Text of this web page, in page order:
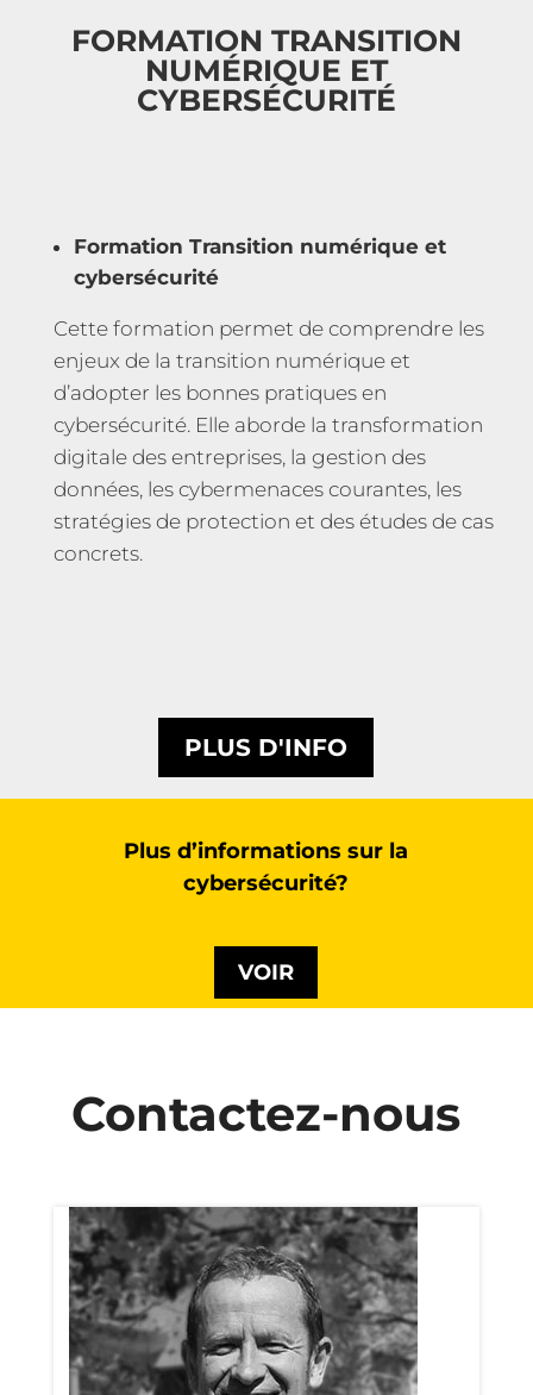
FORMATION TRANSITION
NUMÉRIQUE ET
CYBERSÉCURITÉ
Formation Transition numérique et
cybersécurité
Cette formation permet de comprendre les
enjeux de la transition numérique et
d’adopter les bonnes pratiques en
cybersécurité. Elle aborde la transformation
digitale des entreprises, la gestion des
données, les cybermenaces courantes, les
stratégies de protection et des études de cas
concrets.
PLUS D'INFO
Plus d’informations sur la
cybersécurité?
VOIR
Contactez-nous